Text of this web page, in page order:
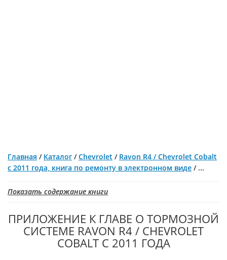
Главная / Каталог /Chevrolet / Ravon R4 / Chevrolet Cobalt
с 2011 года, книга по ремонту в электронном виде / ...
Показать содержание книги
ПРИЛОЖЕНИЕ К ГЛАВЕ О ТОРМОЗНОЙ
СИСТЕМЕ RAVON R4 / CHEVROLET
COBALT С 2011 ГОДА